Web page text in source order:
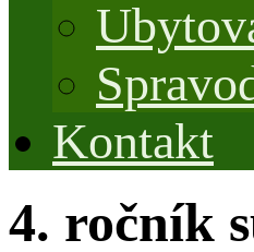
Kontakt
4. ročník